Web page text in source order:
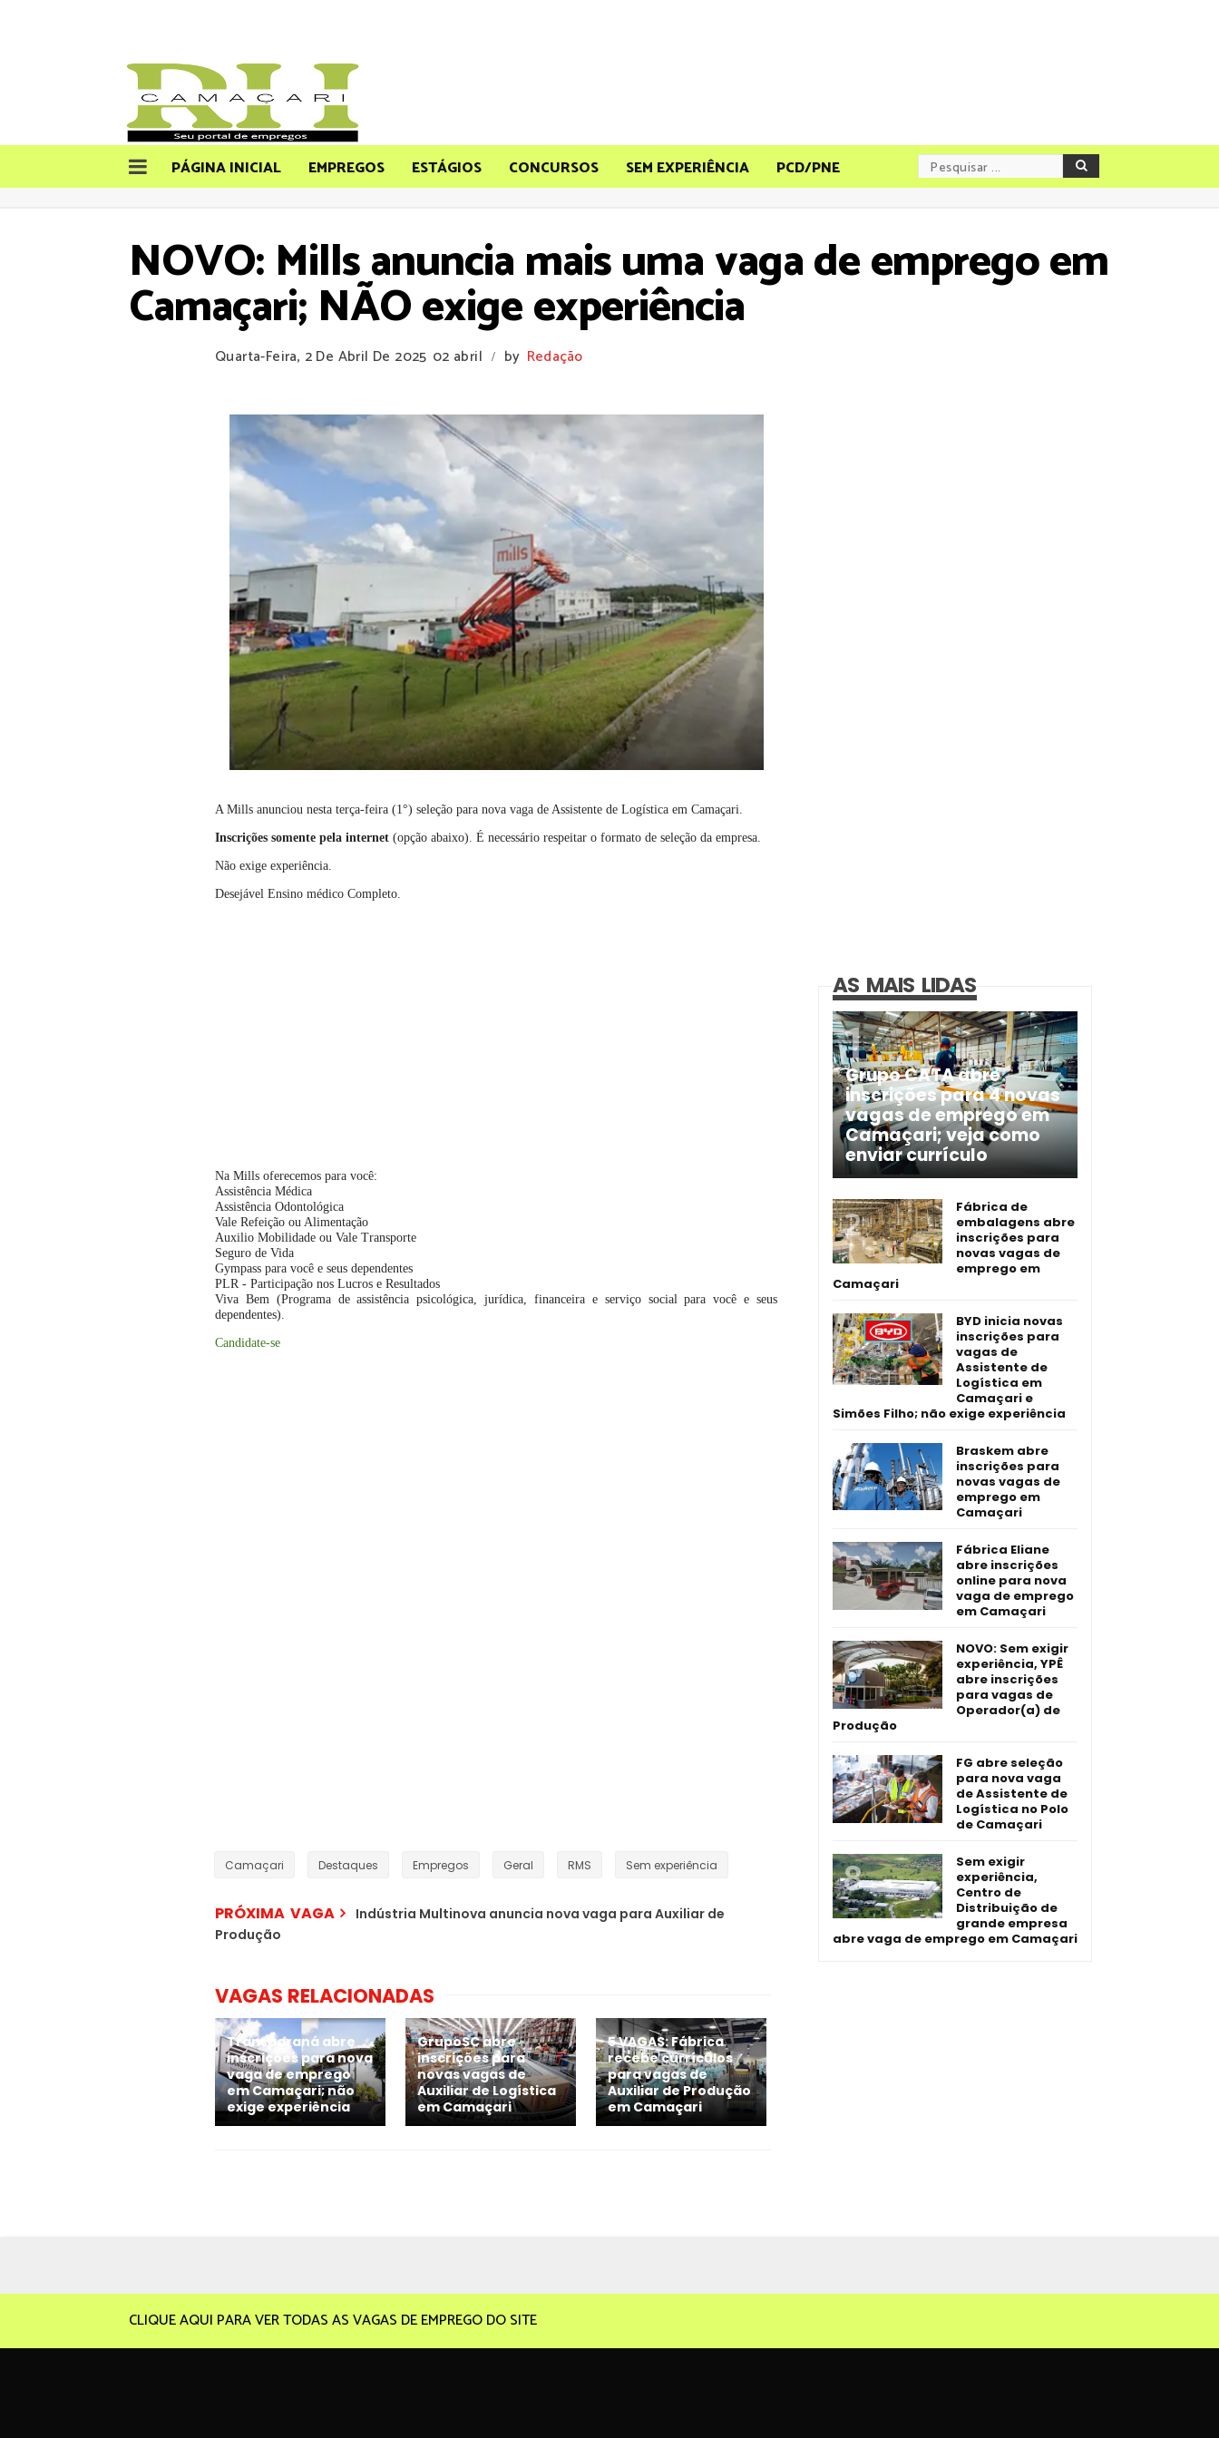
PÁGINA INICIAL EMPREGOS ESTÁGIOS CONCURSOS SEM EXPERIÊNCIA PCD/PNE
NOVO: Mills anuncia mais uma vaga de emprego em
Camaçari; NÃO exige experiência
Quarta-Feira, 2 De Abril De 2025 02 abril / by Redação
A Mills anunciou nesta terça-feira (1°) seleção para nova vaga de Assistente de Logística em Camaçari.
Inscrições somente pela internet (opção abaixo). É necessário respeitar o formato de seleção da empresa.
Não exige experiência.
Desejável Ensino médico Completo.
Na Mills oferecemos para você:
Assistência Médica
Assistência Odontológica
Vale Refeição ou Alimentação
Auxilio Mobilidade ou Vale Transporte
Seguro de Vida
Gympass para você e seus dependentes
PLR - Participação nos Lucros e Resultados
Viva Bem (Programa de assistência psicológica, jurídica, financeira e serviço social para você e seus
dependentes).
Candidate-se
Camaçari Destaques Empregos Geral RMS Sem experiência
PRÓXIMA VAGA
Indústria Multinova anuncia nova vaga para Auxiliar de
Produção
VAGAS RELACIONADAS
Transparaná abre
inscrições para nova
vaga de emprego
em Camaçari; não
exige experiência
GrupoSC abre
inscrições para
novas vagas de
Auxiliar de Logística
em Camaçari
5 VAGAS: Fábrica
recebe currículos
para vagas de
Auxiliar de Produção
em Camaçari
AS MAIS LIDAS
Grupo CATA abre
inscrições para 4 novas
vagas de emprego em
Camaçari; veja como
enviar currículo
Fábrica de
embalagens abre
inscrições para
novas vagas de
emprego em
Camaçari
BYD inicia novas
inscrições para
vagas de
Assistente de
Logística em
Camaçari e
Simões Filho; não exige experiência
Braskem abre
inscrições para
novas vagas de
emprego em
Camaçari
Fábrica Eliane
abre inscrições
online para nova
vaga de emprego
em Camaçari
NOVO: Sem exigir
experiência, YPÊ
abre inscrições
para vagas de
Operador(a) de
Produção
FG abre seleção
para nova vaga
de Assistente de
Logística no Polo
de Camaçari
Sem exigir
experiência,
Centro de
Distribuição de
grande empresa
abre vaga de emprego em Camaçari
CLIQUE AQUI PARA VER TODAS AS VAGAS DE EMPREGO DO SITE